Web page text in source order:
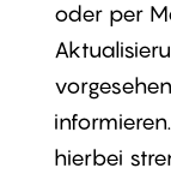
oder per
hierbei